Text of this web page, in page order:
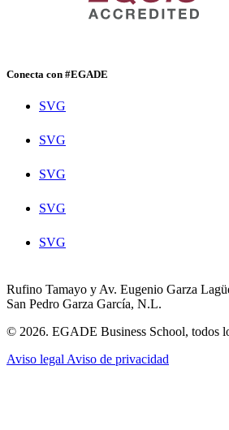
Conecta con #EGADE
SVG
SVG
SVG
SVG
SVG
Rufino Tamayo y Av. Eugenio Garza
San Pedro Garza García, N.L.
© 2026. EGADE Business School, todos
Aviso legal Aviso de privacidad